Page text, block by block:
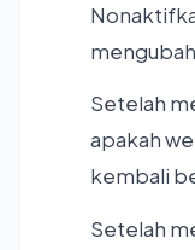
Setelah
apakah
kembali
Setelah